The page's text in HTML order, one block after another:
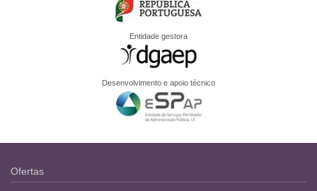
Entidade gestora
Desenvolvimento e apoio técnico
Ofertas